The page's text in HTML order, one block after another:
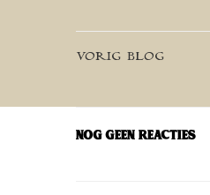
Bericht
navigatie
VORIG BLOG
Nog geen reacties